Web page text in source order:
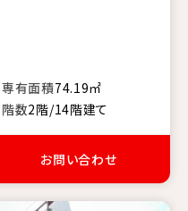
専有面積74.19㎡
階数2階/14階建て
お問い合わせ